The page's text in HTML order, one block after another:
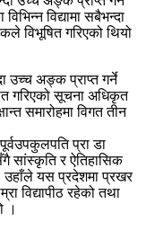
विद्यामा सबैभन्दा
विभूषित गरिएको थियो
उच्च अङ्क प्राप्त गर्ने
गरिएको सूचना अधिकृत
समारोहमा विगत तीन
पूर्वउपकुलपति प्रा डा
सांस्कृति र ऐतिहासिक
उहाँले यस प्रदेशमा प्रखर
विद्यापीठ रहेको तथा
।